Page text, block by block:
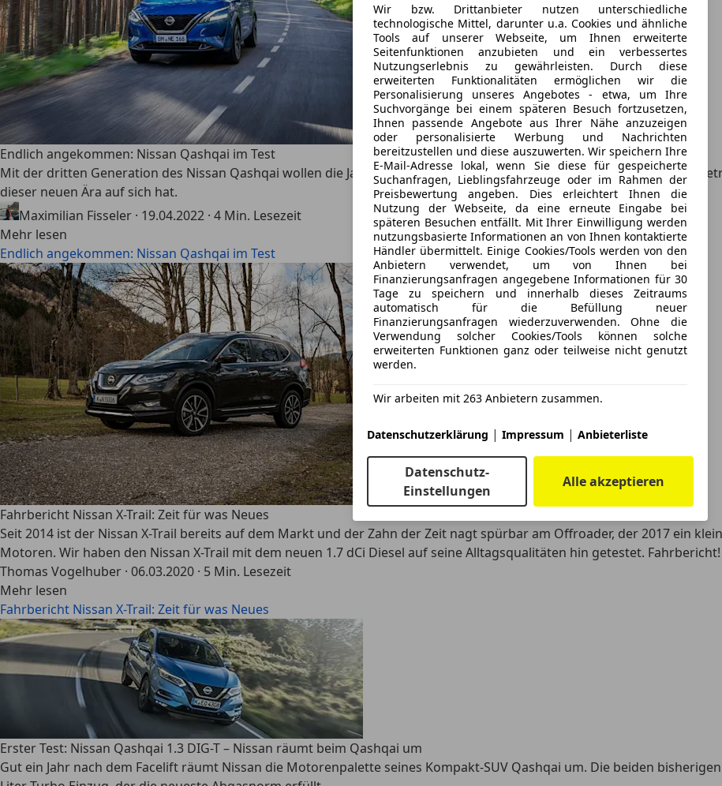
Wir bzw. Drittanbieter nutzen unterschiedliche
technologische Mittel, darunter u.a. Cookies und ähnliche
Tools auf unserer Webseite, um Ihnen erweiterte
Seitenfunktionen anzubieten und ein verbessertes
Nutzungserlebnis zu gewährleisten. Durch diese
erweiterten Funktionalitäten ermöglichen wir die
Personalisierung unseres Angebotes - etwa, um Ihre
Suchvorgänge bei einem späteren Besuch fortzusetzen,
Ihnen passende Angebote aus Ihrer Nähe anzuzeigen
oder personalisierte Werbung und Nachrichten
bereitzustellen und diese auszuwerten. Wir speichern Ihre
E-Mail-Adresse lokal, wenn Sie diese für gespeicherte
Suchanfragen, Lieblingsfahrzeuge oder im Rahmen der
Preisbewertung angeben. Dies erleichtert Ihnen die
Nutzung der Webseite, da eine erneute Eingabe bei
späteren Besuchen entfällt. Mit Ihrer Einwilligung werden
nutzungsbasierte Informationen an von Ihnen kontaktierte
Händler übermittelt. Einige Cookies/Tools werden von den
Anbietern verwendet, um von Ihnen bei
Finanzierungsanfragen angegebene Informationen für 30
Tage zu speichern und innerhalb dieses Zeitraums
automatisch für die Befüllung neuer
Finanzierungsanfragen wiederzuverwenden. Ohne die
Verwendung solcher Cookies/Tools können solche
erweiterten Funktionen ganz oder teilweise nicht genutzt
werden.
Wir arbeiten mit 263 Anbietern zusammen.
Datenschutzerklärung | Impressum | Anbieterliste
Datenschutz-
Einstellungen
Alle akzeptieren
Endlich angekommen: Nissan Qashqai im Test
Mit der dritten Generation des Nissan Qashqai wollen die Japaner in eine neue Ära aufbrechen. Wir fuhren den
dieser neuen Ära auf sich hat.
Maximilian Fisseler · 19.04.2022 · 4 Min. Lesezeit
Mehr lesen
Endlich angekommen: Nissan Qashqai im Test
Fahrbericht Nissan X-Trail: Zeit für was Neues
Seit 2014 ist der Nissan X-Trail bereits auf dem Markt und der Zahn der Zeit nagt spürbar am Offroader, der 2017 ein
Motoren. Wir haben den Nissan X-Trail mit dem neuen 1.7 dCi Diesel auf seine Alltagsqualitäten hin getestet. Fahrbericht!
Thomas Vogelhuber · 06.03.2020 · 5 Min. Lesezeit
Mehr lesen
Fahrbericht Nissan X-Trail: Zeit für was Neues
Erster Test: Nissan Qashqai 1.3 DIG-T – Nissan räumt beim Qashqai um
Gut ein Jahr nach dem Facelift räumt Nissan die Motorenpalette seines Kompakt-SUV Qashqai um. Die beiden